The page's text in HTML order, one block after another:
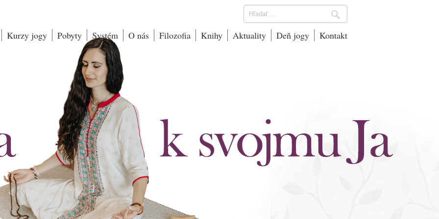
Kurzy jogy Pobyty Systém O nás Filozofia Knihy Aktuality Deň jogy Kontakt